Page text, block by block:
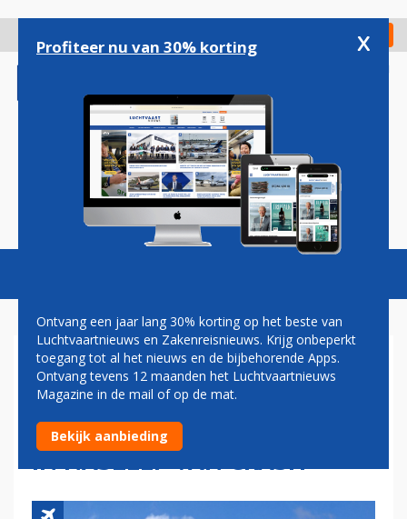
gaan
Check in
Magazine Podcasts Vacatures
AIR INDIA VERLAAGT
TIJDELIJK AANTAL
VLUCHTEN NAAR SCHIPHOL
IN NASLEEP VAN CRASH
Profiteer nu van 30% korting x
Ontvang een jaar lang 30% korting op het beste van
Luchtvaartnieuws en Zakenreisnieuws. Krijg onbeperkt
toegang tot al het nieuws en de bijbehorende Apps.
Ontvang tevens 12 maanden het Luchtvaartnieuws
Magazine in de mail of op de mat.
Bekijk aanbieding